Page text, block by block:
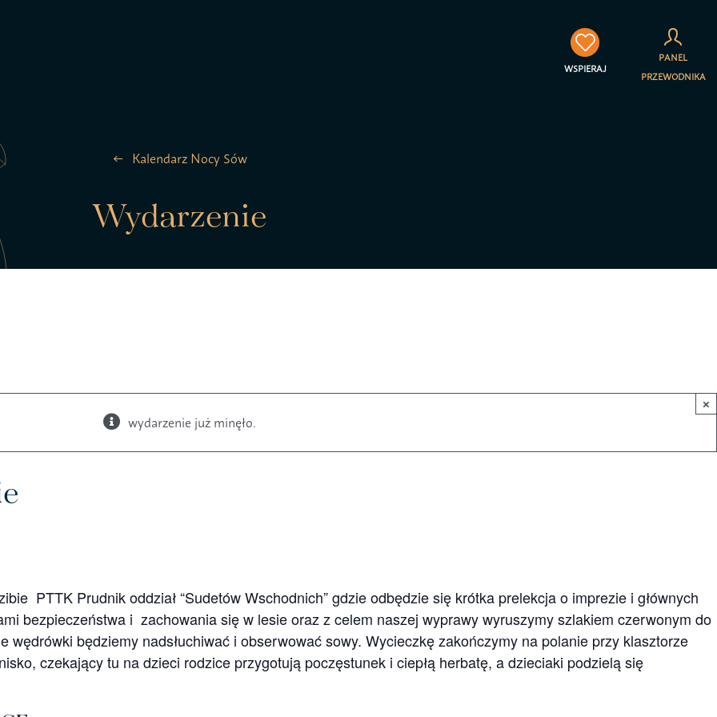
WSPIERAJ
PANEL
PRZEWODNIKA
ptaków
Książki Budki i karmniki
Kalendarz Nocy Sów
Wydarzenie
×
wydarzenie już minęło.
PTTK Prudnik oddział “Sudetów Wschodnich” gdzie odbędzie się krótka prelekcja o imprezie i głównych
bezpieczeństwa i zachowania się w lesie oraz z celem naszej wyprawy wyruszymy szlakiem czerwonym do
będziemy nadsłuchiwać i obserwować sowy. Wycieczkę zakończymy na polanie przy klasztorze
czekający tu na dzieci rodzice przygotują poczęstunek i ciepłą herbatę, a dzieciaki podzielą się